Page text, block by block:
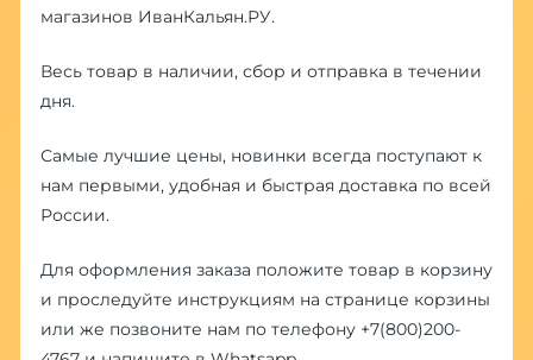
магазинов ИванКальян.РУ.
Весь товар в наличии, сбор и отправка в течении
дня.
Самые лучшие цены, новинки всегда поступают к
нам первыми, удобная и быстрая доставка по всей
России.
Для оформления заказа положите товар в корзину
и проследуйте инструкциям на странице корзины
или же позвоните нам по телефону +7(800)200-